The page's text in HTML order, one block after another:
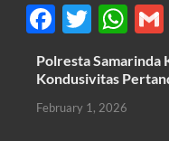
F
ac
e
b
T
w
itt
er
W
h
at
Polresta Samarinda
Kondusivitas
February 1, 2026